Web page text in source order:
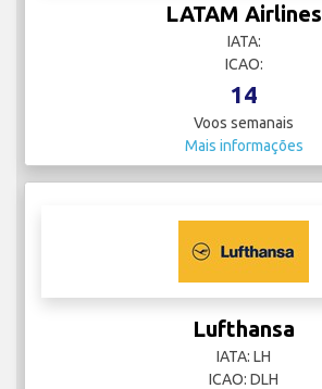
LATAM Airlines
IATA:
ICAO:
14
Voos semanais
Mais informações
Lufthansa
IATA: LH
ICAO: DLH